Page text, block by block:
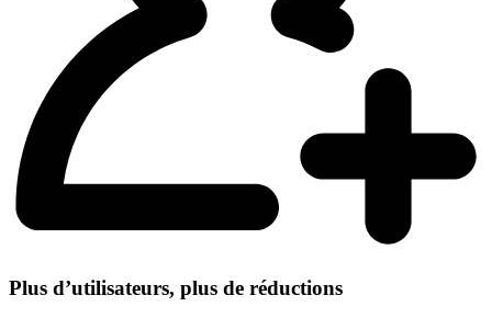
Plus d’utilisateurs, plus de réductions